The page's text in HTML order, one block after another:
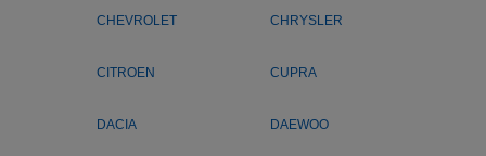
CHEVROLET CHRYSLER
CITROEN CUPRA
DACIA DAEWOO